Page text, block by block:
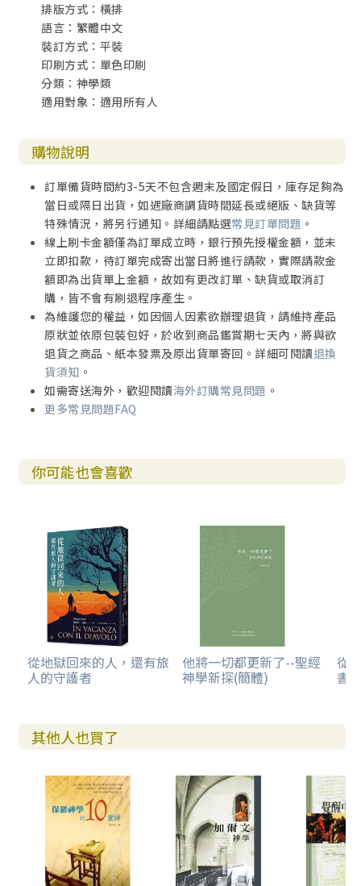
排版方式：橫排
語言：繁體中文
裝訂方式：平裝
印刷方式：單色印刷
分類：神學類
適用對象：適用所有人
購物說明
訂單備貨時間約3-5天不包含週末及國定假日，庫存足夠為
當日或隔日出貨，如遇廠商調貨時間延長或絕版、缺貨等
特殊情況，將另行通知。詳細請點選常見訂單問題 。
線上刷卡金額僅為訂單成立時，銀行預先授權金額，並未
立即扣款，待訂單完成寄出當日將進行請款，實際請款金
額即為出貨單上金額，故如有更改訂單、缺貨或取消訂
購，皆不會有刷退程序產生。
為維護您的權益，如因個人因素欲辦理退貨，請維持產品
原狀並依原包裝包好，於收到商品鑑賞期七天內，將與欲
退貨之商品、紙本發票及原出貨單寄回。詳細可閱讀退換
貨須知 。
如需寄送海外，歡迎閱讀海外訂購常見問題 。
更多常見問題FAQ
你可能也會喜歡
從地獄回來的人，還有旅
人的守護者
他將一切都更新了--聖經
神學新探(簡體)
從
書
其他人也買了